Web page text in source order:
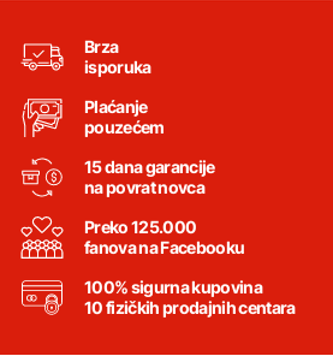
Brza
isporuka
Plaćanje
pouzećem
15 dana garancije
na povrat novca
Preko 125.000
fanova na Facebooku
100% sigurna kupovina
10 fizičkih prodajnih centara